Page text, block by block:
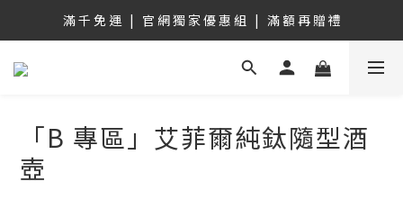
滿 千 免 運   |   官 網 獨 家 優 惠 組   |   滿 額 再 贈 禮
滿 千 免 運   |   官 網 獨 家 優 惠 組   |   滿 額 再 贈 禮
註冊新會員，享首購100購物金！ 立即註冊
「B 專區」艾菲爾純鈦隨型酒
壺